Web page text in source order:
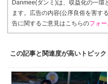
Danmee(ダンミ)は、収益化の一環
ます。広告の内容(公序良俗を害す
告に関するご意見はこちらのフォー
この記事と関連度が高いトピック